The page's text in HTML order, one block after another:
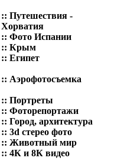
:: Путешествия -
Хорватия
:: Фото Испании
:: Крым
:: Египет
:: Аэрофотосъемка
:: Портреты
:: Фоторепортажи
:: Город, архитектура
:: 3d стерео фото
:: Животный мир
:: 4К и 8К видео